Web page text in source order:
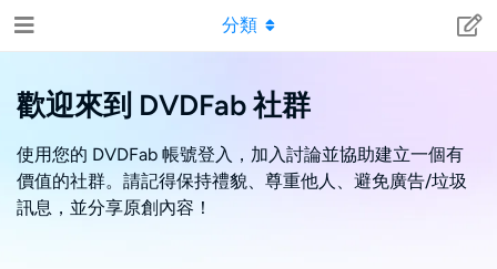
歡迎來到 DVDFab 社群
使用您的 DVDFab 帳號登入，加入討論並協助建立一個有
價值的社群。請記得保持禮貌、尊重他人、避免廣告/垃圾
訊息，並分享原創內容！
分類